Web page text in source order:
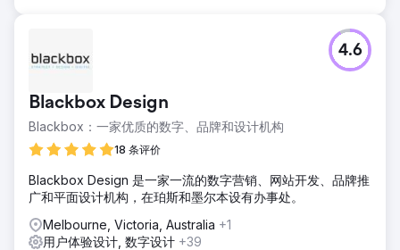
Blackbox Design
Blackbox：一家优质的数字、品牌和设计机构
18 条评价
4.6
Blackbox Design 是一家一流的数字营销、网站开发、品牌推
广和平面设计机构，在珀斯和墨尔本设有办事处。
Melbourne, Victoria, Australia +1
用户体验设计, 数字设计 +39